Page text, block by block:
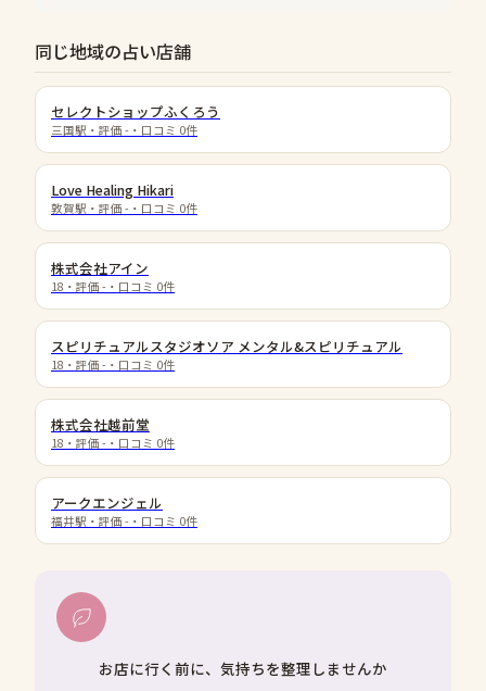
同じ地域の占い店舗
セレクトショップふくろう
三国駅 ・評価 - ・口コミ 0件
Love Healing Hikari
敦賀駅 ・評価 - ・口コミ 0件
株式会社アイン
18 ・評価 - ・口コミ 0件
スピリチュアルスタジオソア メンタル&スピリチュアル
18 ・評価 - ・口コミ 0件
株式会社越前堂
18 ・評価 - ・口コミ 0件
アークエンジェル
福井駅 ・評価 - ・口コミ 0件
お店に行く前に、気持ちを整理しませんか